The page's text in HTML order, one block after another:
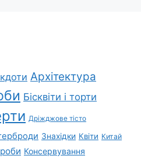
Архітектура
Бісквіти і торти
Дріжджове тісто
Знахідки Квіти Китай
Консервування